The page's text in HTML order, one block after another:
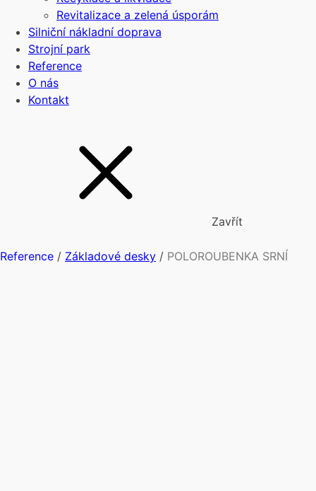
Revitalizace a zelená úsporám
Silniční nákladní doprava
Strojní park
Reference
O nás
Kontakt
Zavřít
Reference / Základové desky / POLOROUBENKA SRNÍ